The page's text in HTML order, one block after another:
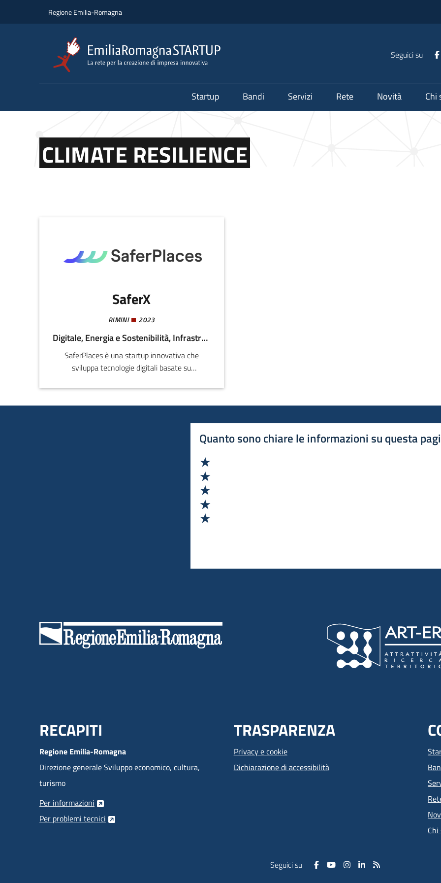
Regione Emilia-Romagna
Seguici su
Startup Bandi Servizi Rete Novità Chi
CLIMATE RESILIENCE
SaferX
RIMINI 2023
Digitale, Energia e Sostenibilità, Infrastrutture critiche
SaferPlaces è una startup innovativa che
sviluppa tecnologie digitali basate su
climatici per supportare città, enti pubblici e
assicurazioni nella valutazione e gestione del
Quanto sono chiare le informazioni su questa
Menu Footer
RECAPITI
Regione Emilia-Romagna
Direzione generale Sviluppo economico, cultura,
turismo
Per informazioni
Per problemi tecnici
TRASPARENZA
Privacy e cookie
Dichiarazione di accessibilità
Seguici su